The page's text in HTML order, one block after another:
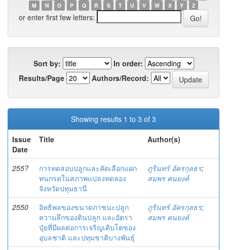
M
N O P Q R S T U V W X Y Z
or enter first few letters:
Sort by:
In order:
Results/Page
Authors/Record:
Showing results 1 to 3 of 3
Issue
Date
Title Author(s)
255?
การทดสอบปลูกและคัดเลือกแฝก
ทนกรดในสภาพแปลงทดลอง
จังหวัดปทุมธานี
ภูรินทร์ อัครกุลธร;
สมพร คนยงค์
2550
อิทธิพลของขนาดภาชนะปลูก
ความลึกของดินปลูก และอัตรา
ปุ๋ยที่มีผลต่อการเจริญเติบโตของ
อุบลชาติ และปทุมชาติบางพันธุ์
ภูรินทร์ อัครกุลธร;
สมพร คนยงค์